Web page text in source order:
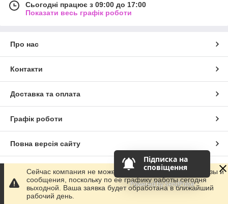
Підписка на
сповіщення
Powered by SendPulse
Сьогодні працює з 09:00 до 17:00
Показати весь графік роботи
Про нас
Контакти
Доставка та оплата
Графік роботи
Повна версія сайту
Сайт створено на маркетплейсіProm.ua
Політика конфіденційності
Сейчас компания не может быстро обрабатывать заказы и
сообщения, поскольку по ее графику работы сегодня
выходной. Ваша заявка будет обработана в ближайший
рабочий день.